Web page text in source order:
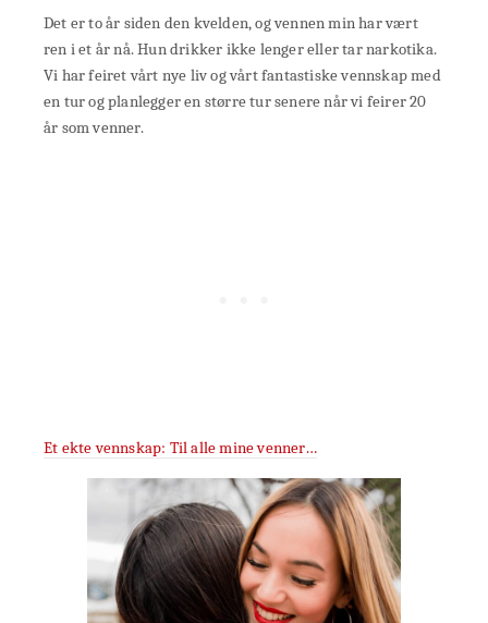
Det er to år siden den kvelden, og vennen min har vært
ren i et år nå. Hun drikker ikke lenger eller tar narkotika.
Vi har feiret vårt nye liv og vårt fantastiske vennskap med
en tur og planlegger en større tur senere når vi feirer 20
år som venner.
Et ekte vennskap: Til alle mine venner…